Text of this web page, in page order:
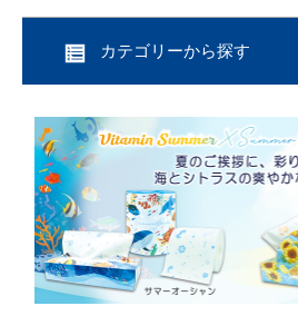
カテゴリーから探す